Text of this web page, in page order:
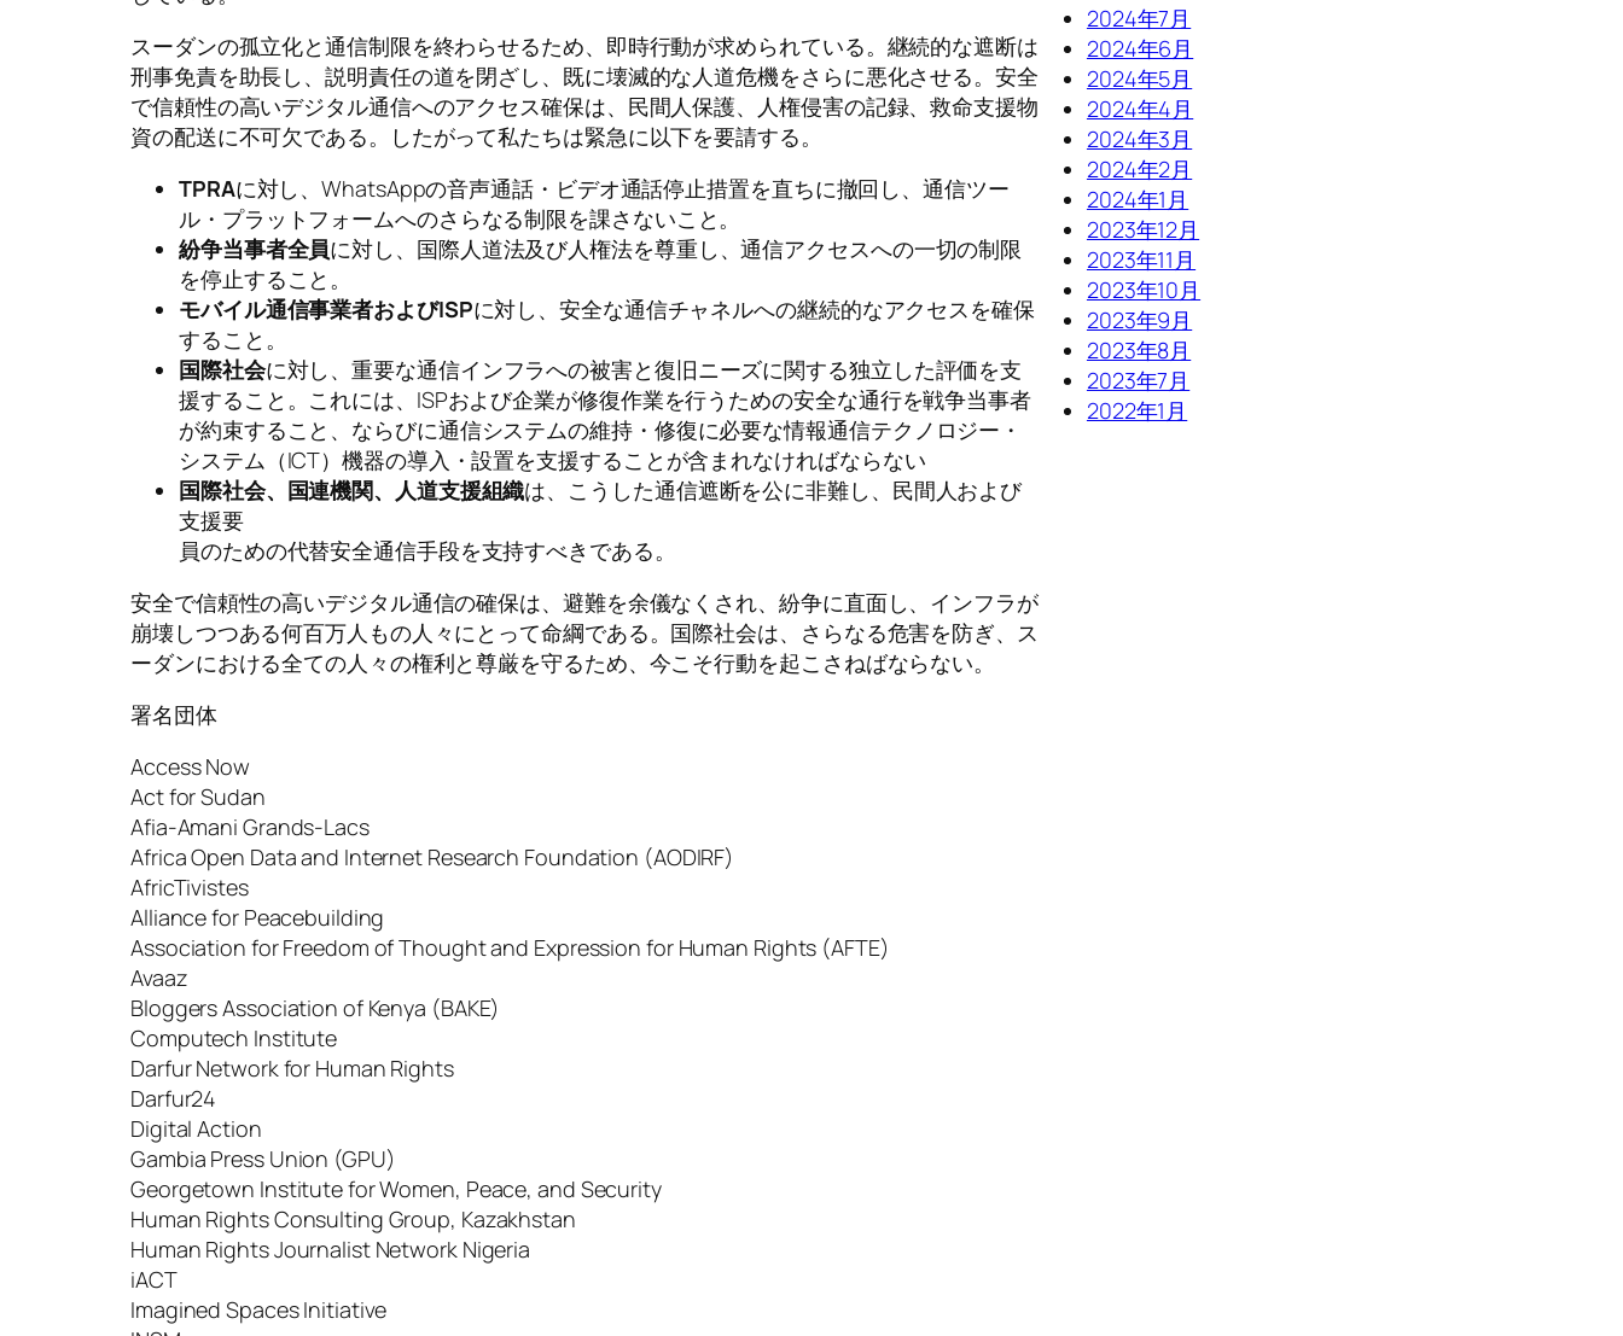
スーダンの孤立化と通信制限を終わらせるため、即時行動が求められている。継続的な遮断は
刑事免責を助長し、説明責任の道を閉ざし、既に壊滅的な人道危機をさらに悪化させる。安全
で信頼性の高いデジタル通信へのアクセス確保は、民間人保護、人権侵害の記録、救命支援物
資の配送に不可欠である。したがって私たちは緊急に以下を要請する。
TPRAに対し、WhatsAppの音声通話・ビデオ通話停止措置を直ちに撤回し、通信ツー
ル・プラットフォームへのさらなる制限を課さないこと。
紛争当事者全員に対し、国際人道法及び人権法を尊重し、通信アクセスへの一切の制限
を停止すること。
モバイル通信事業者およびISPに対し、安全な通信チャネルへの継続的なアクセスを確保
すること。
国際社会に対し、重要な通信インフラへの被害と復旧ニーズに関する独立した評価を支
援すること。これには、ISPおよび企業が修復作業を行うための安全な通行を戦争当事者
が約束すること、ならびに通信システムの維持・修復に必要な情報通信テクノロジー・
システム（ICT）機器の導入・設置を支援することが含まれなければならない
国際社会、国連機関、人道支援組織は、こうした通信遮断を公に非難し、民間人および
支援要
員のための代替安全通信手段を支持すべきである。
安全で信頼性の高いデジタル通信の確保は、避難を余儀なくされ、紛争に直面し、インフラが
崩壊しつつある何百万人もの人々にとって命綱である。国際社会は、さらなる危害を防ぎ、ス
ーダンにおける全ての人々の権利と尊厳を守るため、今こそ行動を起こさねばならない。
署名団体
Access Now
Act for Sudan
Afia-Amani Grands-Lacs
Africa Open Data and Internet Research Foundation (AODIRF)
AfricTivistes
Alliance for Peacebuilding
Association for Freedom of Thought and Expression for Human Rights (AFTE)
Avaaz
Bloggers Association of Kenya (BAKE)
Computech Institute
Darfur Network for Human Rights
Darfur24
Digital Action
Gambia Press Union (GPU)
Georgetown Institute for Women, Peace, and Security
Human Rights Consulting Group, Kazakhstan
Human Rights Journalist Network Nigeria
iACT
Imagined Spaces Initiative
2024年7月
2024年6月
2024年5月
2024年4月
2024年3月
2024年2月
2024年1月
2023年12月
2023年11月
2023年10月
2023年9月
2023年8月
2023年7月
2022年1月